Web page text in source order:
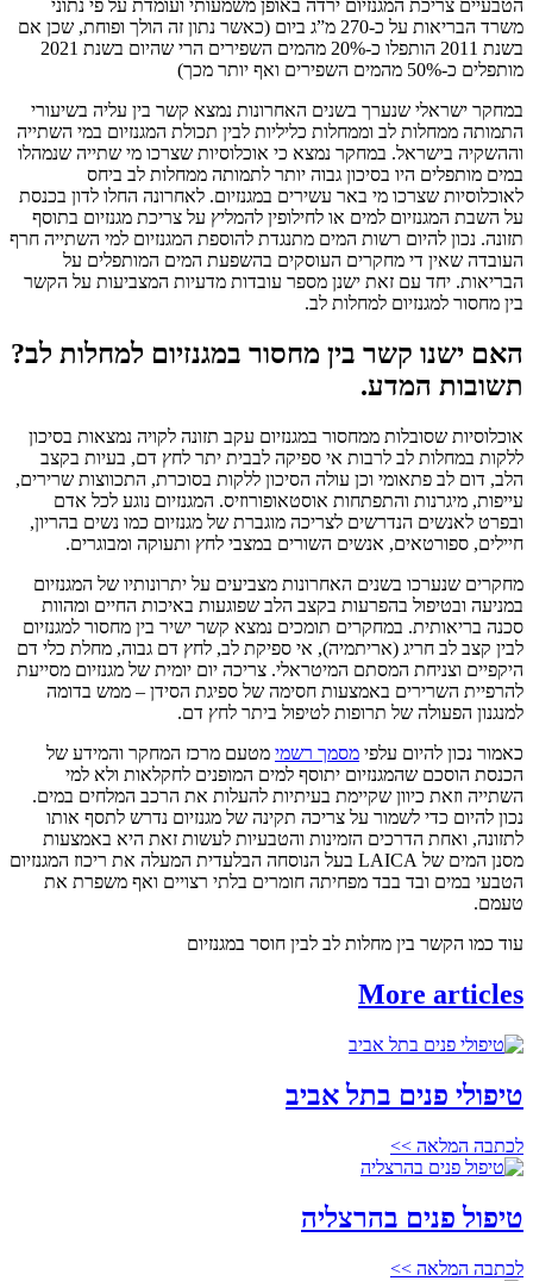
הטבעיים צריכת המגנזיום ירדה באופן משמעותי ועומדת על פי נתוני
משרד הבריאות על כ-270 מ”ג ביום (כאשר נתון זה הולך ופוחת, שכן אם
בשנת 2011 הותפלו כ-20% מהמים השפירים הרי שהיום בשנת 2021
מותפלים כ-50% מהמים השפירים ואף יותר מכך)
במחקר ישראלי שנערך בשנים האחרונות נמצא קשר בין עליה בשיעורי
התמותה ממחלות לב וממחלות כליליות לבין תכולת המגנזיום במי השתייה
וההשקיה בישראל. במחקר נמצא כי אוכלוסיות שצרכו מי שתייה שנמהלו
במים מותפלים היו בסיכון גבוה יותר לתמותה ממחלות לב ביחס
לאוכלוסיות שצרכו מי באר עשירים במגנזיום. לאחרונה החלו לדון בכנסת
על השבת המגנזיום למים או לחילופין להמליץ על צריכת מגנזיום בתוסף
תזונה. נכון להיום רשות המים מתנגדת להוספת המגנזיום למי השתייה חרף
העובדה שאין די מחקרים העוסקים בהשפעת המים המותפלים על
הבריאות. יחד עם זאת ישנן מספר עובדות מדעיות המצביעות על הקשר
בין מחסור למגנזיום למחלות לב.
האם ישנו קשר בין מחסור במגנזיום למחלות לב?
תשובות המדע.
אוכלוסיות שסובלות ממחסור במגנזיום עקב תזונה לקויה נמצאות בסיכון
ללקות במחלות לב לרבות אי ספיקה לבבית יתר לחץ דם, בעיות בקצב
הלב, דום לב פתאומי וכן עולה הסיכון ללקות בסוכרת, התכווצות שרירים,
עייפות, מיגרנות והתפתחות אוסטאופורוזיס. המגנזיום נוגע לכל אדם
ובפרט לאנשים הנדרשים לצריכה מוגברת של מגנזיום כמו נשים בהריון,
חיילים, ספורטאים, אנשים השורים במצבי לחץ ותעוקה ומבוגרים.
מחקרים שנערכו בשנים האחרונות מצביעים על יתרונותיו של המגנזיום
במניעה ובטיפול בהפרעות בקצב הלב שפוגעות באיכות החיים ומהוות
סכנה בריאותית. במחקרים תומכים נמצא קשר ישיר בין מחסור למגנזיום
לבין קצב לב חריג (אריתמיה), אי ספיקת לב, לחץ דם גבוה, מחלת כלי דם
היקפיים וצניחת המסתם המיטראלי. צריכה יום יומית של מגנזיום מסייעת
להרפיית השרירים באמצעות חסימה של ספיגת הסידן – ממש בדומה
למנגנון הפעולה של תרופות לטיפול ביתר לחץ דם.
כאמור נכון להיום עלפי מסמך רשמי מטעם מרכז המחקר והמידע של
הכנסת הוסכם שהמגנזיום יתוסף למים המופנים לחקלאות ולא למי
השתייה וזאת כיוון שקיימת בעיתיות להעלות את הרכב המלחים במים.
נכון להיום כדי לשמור על צריכה תקינה של מגנזיום נדרש לתסף אותו
לתזונה, ואחת הדרכים הזמינות והטבעיות לעשות זאת היא באמצעות
מסנן המים של LAICA בעל הנוסחה הבלעדית המעלה את ריכוז המגנזיום
הטבעי במים ובד בבד מפחיתה חומרים בלתי רצויים ואף משפרת את
טעמם.
עוד כמו הקשר בין מחלות לב לבין חוסר במגנזיום
More articles
טיפולי פנים בתל אביב
לכתבה המלאה >>
טיפול פנים בהרצליה
לכתבה המלאה >>